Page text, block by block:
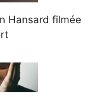
Hansard filmée